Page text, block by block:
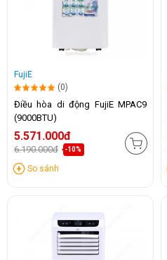
FujiE
(0)
Điều hòa di động FujiE MPAC9
(9000BTU)
5.571.000đ
6.190.000đ -10%
So sánh